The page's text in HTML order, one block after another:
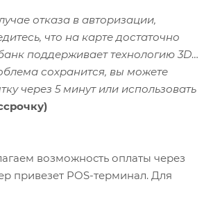
отказа в авторизации,
что на карте достаточно
поддерживает технологию 3D-
сохранится, вы можете
через 5 минут или использовать
возможность оплаты через
привезет POS-терминал. Для